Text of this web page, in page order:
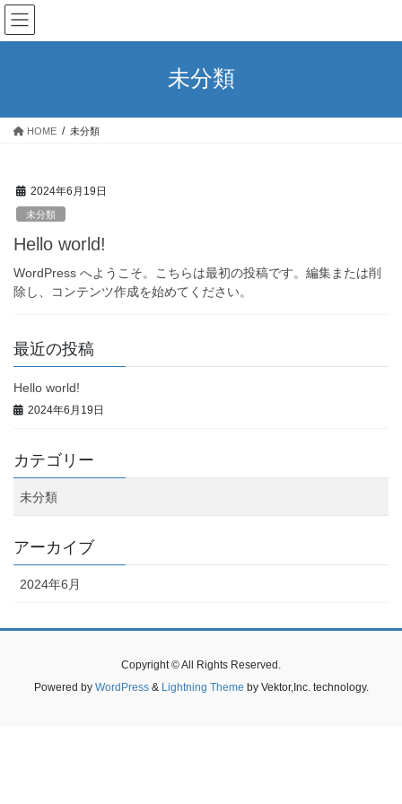
コ
ン
テ
ス
ナ
ビ
ゲ
ン
未分類
HOME 未分類
2024年6月19日
未分類
Hello world!
WordPress へようこそ。こちらは最初の投稿です。編集または削
除し、コンテンツ作成を始めてください。
最近の投稿
Hello world!
2024年6月19日
カテゴリー
未分類
アーカイブ
2024年6月
Copyright © All Rights Reserved.
Powered by WordPress& Lightning Theme by Vektor,Inc. technology.